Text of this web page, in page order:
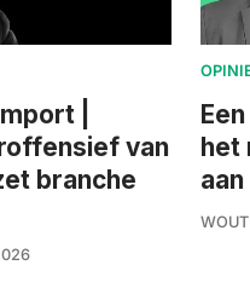
|
van
branche
het